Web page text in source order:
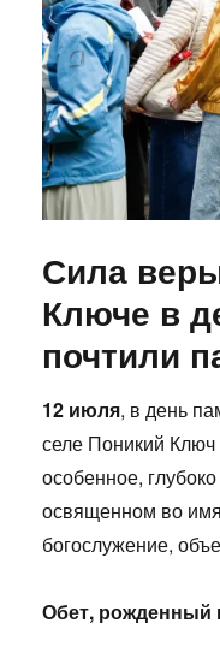
Сила
Ключе в
почтили
12 июля, в день
селе Поникий Ключ
особенное,
освященном во
богослужение,
Обет, рожденный